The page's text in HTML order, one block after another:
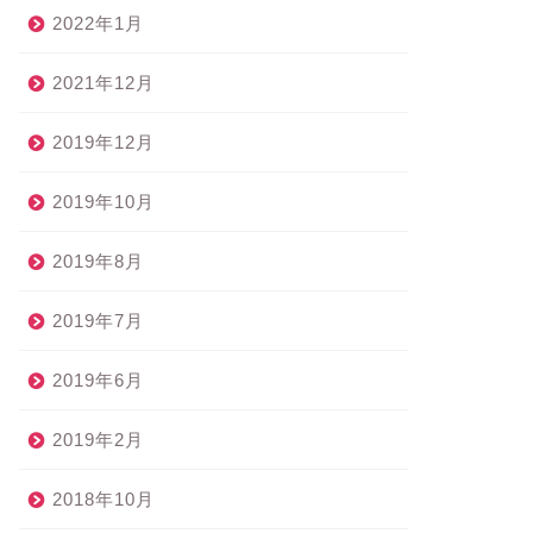
2022年1月
2021年12月
2019年12月
2019年10月
2019年8月
2019年7月
2019年6月
2019年2月
2018年10月